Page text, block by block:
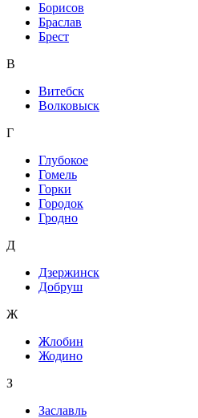
Борисов
Браслав
Брест
В
Витебск
Волковыск
Г
Глубокое
Гомель
Горки
Городок
Гродно
Д
Дзержинск
Добруш
Ж
Жлобин
Жодино
З
Заславль